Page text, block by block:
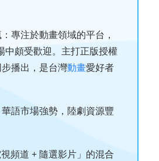
專注於動畫領域的平台，
中頗受歡迎。主打正版授權
播出，是台灣動畫愛好者
語市場強勢，陸劇資源豐
頻道 + 隨選影片」的混合